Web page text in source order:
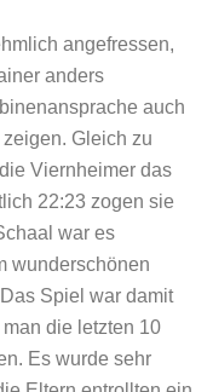
angefressen,
anders
auch
Gleich zu
Viernheimer das
22:23 zogen sie
war es
wunderschönen
Spiel war damit
die letzten 10
Es wurde sehr